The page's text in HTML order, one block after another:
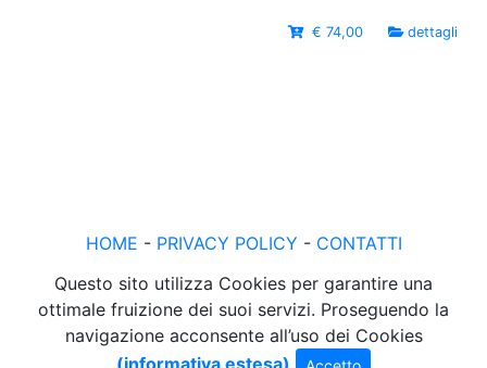
€ 74,00 dettagli
HOME - PRIVACY POLICY - CONTATTI
Questo sito utilizza Cookies per garantire una
ottimale fruizione dei suoi servizi. Proseguendo la
navigazione acconsente all’uso dei Cookies
(informativa estesa)